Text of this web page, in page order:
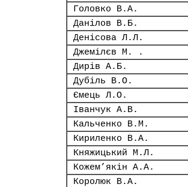
Головко В.А.
Данілов В.Б.
Денісова Л.Л.
Джемілєв М. .
Дирів А.Б.
Дубіль В.О.
Ємець Л.О.
Іванчук А.В.
Кальченко В.М.
Кириленко В.А.
Княжицький М.Л.
Кожем’якін А.А.
Королюк В.А.